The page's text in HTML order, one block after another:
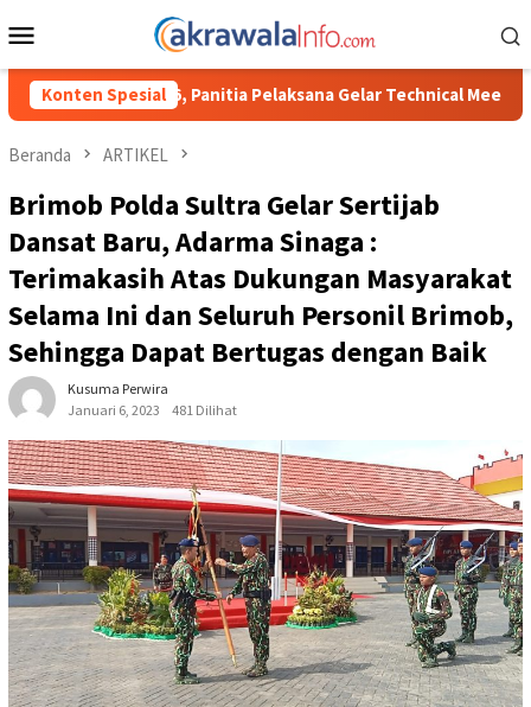
ke
Mobile
Konten Spesial
Pelaksana Gelar Technical Meeting Pekan Olahraga Tingkat
Beranda ARTIKEL
Brimob Polda Sultra Gelar Sertijab
Dansat Baru, Adarma Sinaga :
Terimakasih Atas Dukungan Masyarakat
Selama Ini dan Seluruh Personil Brimob,
Sehingga Dapat Bertugas dengan Baik
Kusuma Perwira
Januari 6, 2023
481 Dilihat